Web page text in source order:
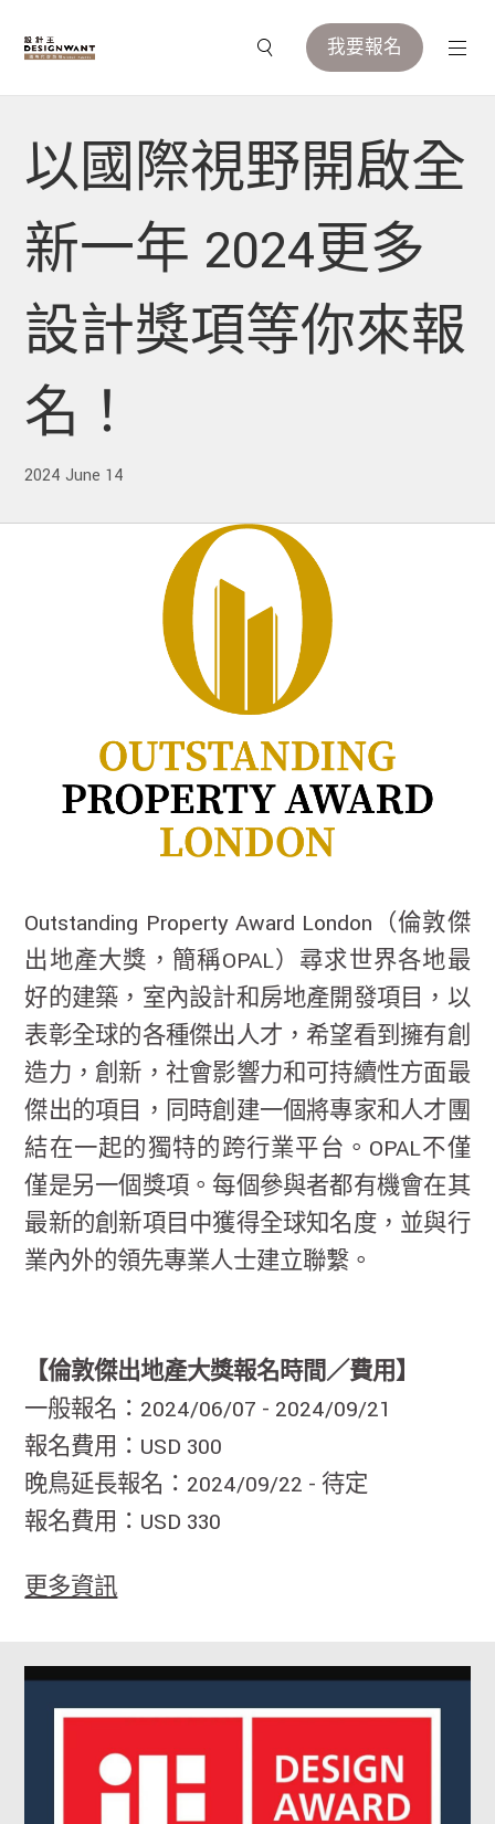
我要報名
以國際視野開啟全
新一年 2024更多
設計獎項等你來報
名！
2024 June 14
Outstanding Property Award London（倫敦傑
出地產大獎，簡稱OPAL）尋求世界各地最
好的建築，室內設計和房地產開發項目，以
表彰全球的各種傑出人才，希望看到擁有創
造力，創新，社會影響力和可持續性方面最
傑出的項目，同時創建一個將專家和人才團
結在一起的獨特的跨行業平台。OPAL不僅
僅是另一個獎項。每個參與者都有機會在其
最新的創新項目中獲得全球知名度，並與行
業內外的領先專業人士建立聯繫。
【倫敦傑出地產大獎報名時間／費用】
一般報名：2024/06/07 - 2024/09/21
報名費用：USD 300
晚鳥延長報名：2024/09/22 - 待定
報名費用：USD 330
更多資訊